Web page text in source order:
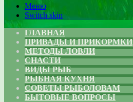
Меню
Switch skin
ГЛАВНАЯ
ПРИВАДЫ И ПРИКОРМКИ
МЕТОДЫ ЛОВЛИ
СНАСТИ
ВИДЫ РЫБ
РЫБНАЯ КУХНЯ
СОВЕТЫ РЫБОЛОВАМ
БЫТОВЫЕ ВОПРОСЫ